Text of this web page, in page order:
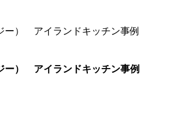
ー） アイランドキッチン事例
ー） アイランドキッチン事例